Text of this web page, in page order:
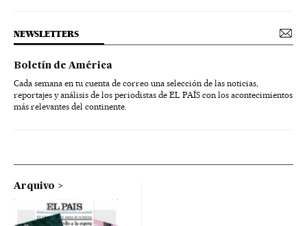
NEWSLETTERS
Boletín de América
Cada semana en tu cuenta de correo una selección de las noticias,
reportajes y análisis de los periodistas de EL PAÍS con los acontecimientos
más relevantes del continente.
Arquivo